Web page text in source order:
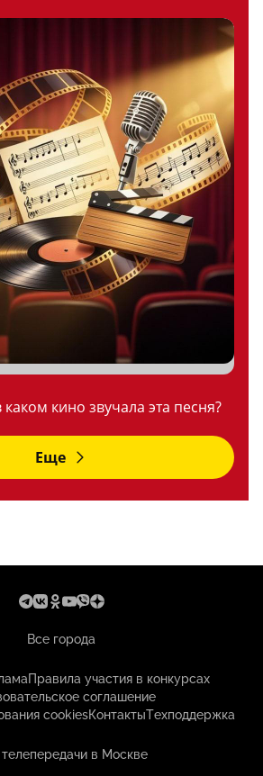
кино звучала эта песня?
Еще
Все города
Правила участия в конкурсах
соглашение
cookiesКонтактыТехподдержка
телепередачи в Москве